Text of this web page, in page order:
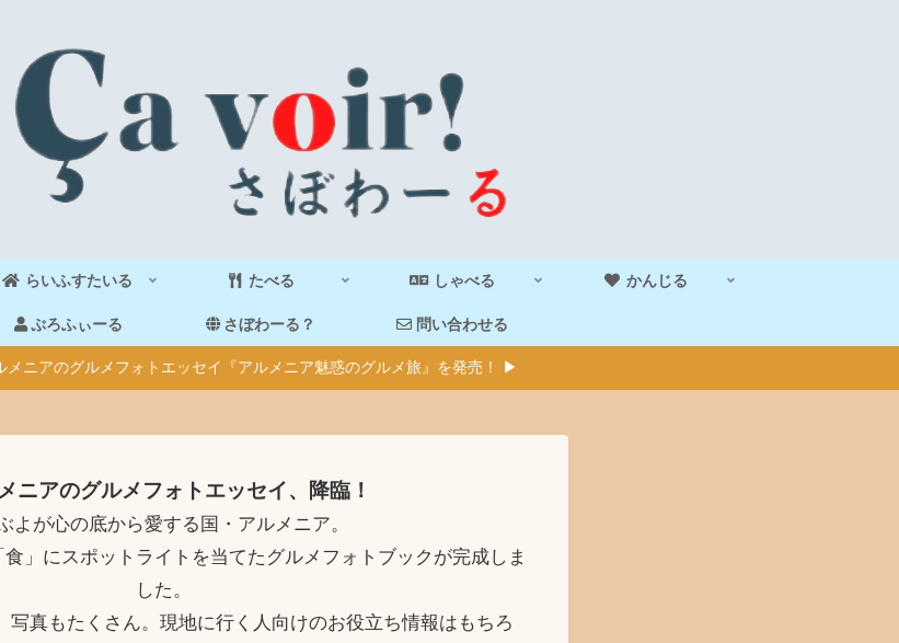
らいふすたいる たべる しゃべる かんじる
ぷろふぃーる さぼわーる？ 問い合わせる
メニアのグルメフォトエッセイ『アルメニア魅惑のグルメ旅』を発売！ ▶
ニアのグルメフォトエッセイ、降臨！
よが心の底から愛する国・アルメニア。
」にスポットライトを当てたグルメフォトブックが完成しま
した。
写真もたくさん。現地に行く人向けのお役立ち情報はもちろ